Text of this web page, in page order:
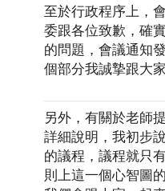
至於行政程序上，
委跟各位致歉，確
的問題，會議通知
個部分我誠摯跟大家
另外，有關於老師
詳細說明，我初步
的議程，議程就只
則上這一個心智圖